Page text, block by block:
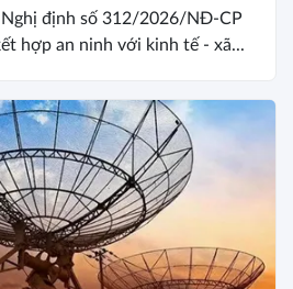
định số 312/2026/NĐ-CP
hợp an ninh với kinh tế - xã...